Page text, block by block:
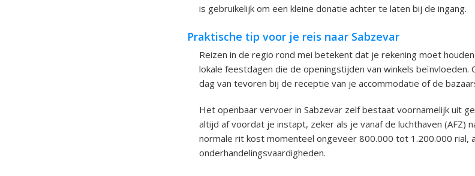
is gebruikelijk om een kleine donatie achter te laten bij de ingang.
Praktische tip voor je reis naar Sabzevar
Reizen in de regio rond mei betekent dat je rekening moet
lokale feestdagen die de openingstijden van winkels beïnvloeden.
dag van tevoren bij de receptie van je accommodatie of de
Het openbaar vervoer in Sabzevar zelf bestaat voornamelijk uit
altijd af voordat je instapt, zeker als je vanaf de luchthaven (AFZ)
normale rit kost momenteel ongeveer 800.000 tot 1.200.000 rial,
onderhandelingsvaardigheden.